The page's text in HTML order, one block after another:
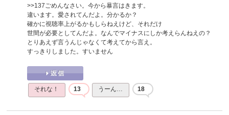
>>137ごめんなさい。今から暴言はきます。
違います。愛されてんだよ。分かるか？
確かに視聴率上がるかもしらねえけど、それだけ
世間が必要としてんだよ。なんでマイナスにしか考えらんねえの？
とりあえず言うんじゃなくて考えてから言え。
すっきりしました。すいません
それな！ 13 うーん… 18